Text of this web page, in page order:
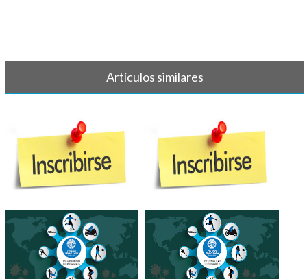
Artículos similares
INSCRIPCIONES
PARAESCOLARES 24 - 25
INSCRIPCIONES
PARAESCOLARES 2022 - [...]